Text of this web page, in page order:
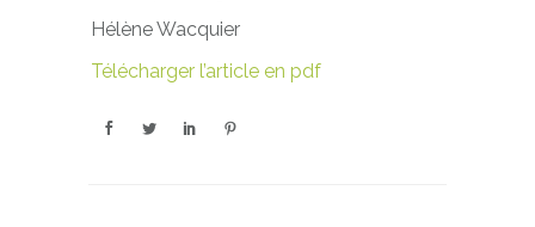
Hélène Wacquier
Télécharger l’article en pdf